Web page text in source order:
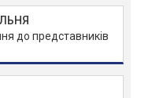
до представників